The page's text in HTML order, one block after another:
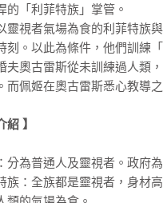
的「利菲特族」掌管。
靈視者氣場為食的利菲特族
刻。以此為條件，他們訓練
夫奧古雷斯從未訓練過人類
而佩姬在奧古雷斯悉心教導
紹 】
為普通人及靈視者。政府
：全族都是靈視者，身材